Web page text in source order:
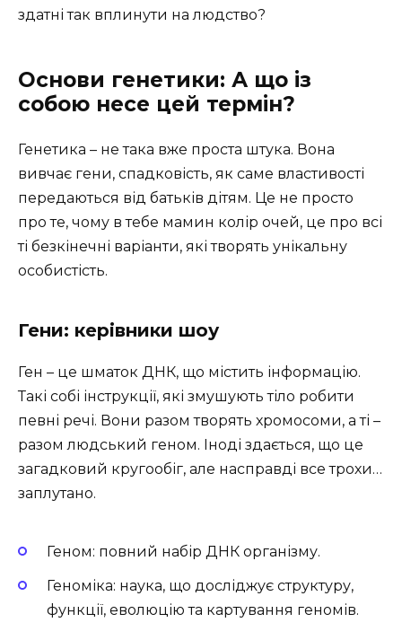
здатні так вплинути на людство?
Основи генетики: А що із
собою несе цей термін?
Генетика – не така вже проста штука. Вона
вивчає гени, спадковість, як саме властивості
передаються від батьків дітям. Це не просто
про те, чому в тебе мамин колір очей, це про всі
ті безкінечні варіанти, які творять унікальну
особистість.
Гени: керівники шоу
Ген – це шматок ДНК, що містить інформацію.
Такі собі інструкції, які змушують тіло робити
певні речі. Вони разом творять хромосоми, а ті –
разом людський геном. Іноді здається, що це
загадковий кругообіг, але насправді все трохи…
заплутано.
Геном: повний набір ДНК організму.
Геноміка: наука, що досліджує структуру,
функції, еволюцію та картування геномів.